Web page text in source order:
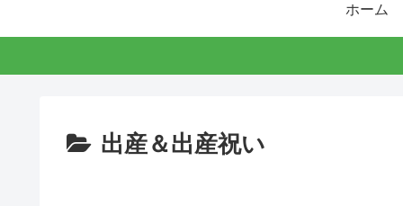
ホーム
出産＆出産祝い